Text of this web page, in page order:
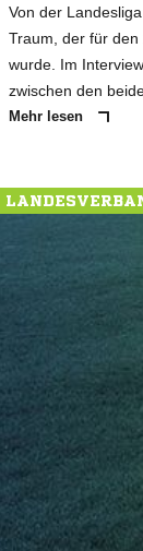
Von der
Traum, der für
wurde. Im
zwischen den
Mehr lesen